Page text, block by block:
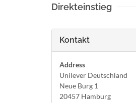
Direkteinstieg
Kontakt
Address
Unilever Deutschland
Neue Burg 1
20457 Hamburg